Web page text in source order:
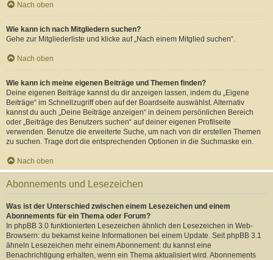
Nach oben
Wie kann ich nach Mitgliedern suchen?
Gehe zur Mitgliederliste und klicke auf „Nach einem Mitglied suchen“.
Nach oben
Wie kann ich meine eigenen Beiträge und Themen finden?
Deine eigenen Beiträge kannst du dir anzeigen lassen, indem du „Eigene
Beiträge“ im Schnellzugriff oben auf der Boardseite auswählst. Alternativ
kannst du auch „Deine Beiträge anzeigen“ in deinem persönlichen Bereich
oder „Beiträge des Benutzers suchen“ auf deiner eigenen Profilseite
verwenden. Benutze die erweiterte Suche, um nach von dir erstellen Themen
zu suchen. Trage dort die entsprechenden Optionen in die Suchmaske ein.
Nach oben
Abonnements und Lesezeichen
Was ist der Unterschied zwischen einem Lesezeichen und einem
Abonnements für ein Thema oder Forum?
In phpBB 3.0 funktionierten Lesezeichen ähnlich den Lesezeichen in Web-
Browsern: du bekamst keine Informationen bei einem Update. Seit phpBB 3.1
ähneln Lesezeichen mehr einem Abonnement: du kannst eine
Benachrichtigung erhalten, wenn ein Thema aktualisiert wird. Abonnements